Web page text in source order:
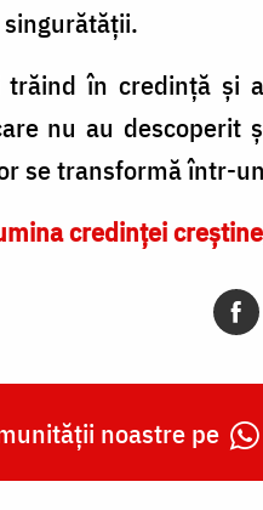
în credință și
nu au descoperit
se transformă într-
credinței
noastre pe